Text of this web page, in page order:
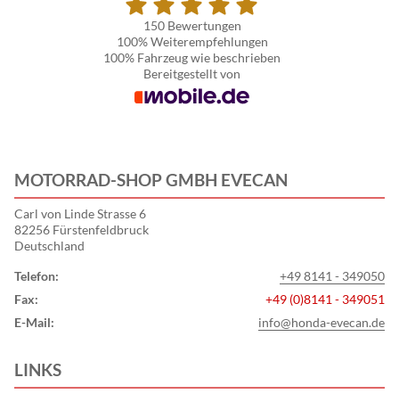
150 Bewertungen
100%Weiterempfehlungen
100% Fahrzeug wie beschrieben
Bereitgestellt von
MOTORRAD-SHOP GMBH EVECAN
Carl von Linde Strasse 6
82256 Fürstenfeldbruck
Deutschland
Telefon:
+49 8141 - 349050
Fax:
+49 (0)8141 - 349051
E-Mail:
info@honda-evecan.de
LINKS